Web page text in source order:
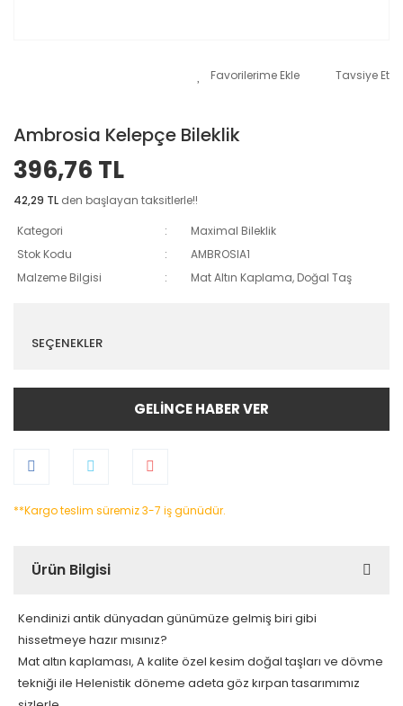
Tavsiye Et
Ambrosia Kelepçe Bileklik
396,76 TL
42,29 TL den başlayan taksitlerle!!
Kategori
Maximal Bileklik
Stok Kodu
AMBROSIA1
Malzeme Bilgisi
Mat Altın Kaplama, Doğal Taş
SEÇENEKLER
GELİNCE HABER VER
**Kargo teslim süremiz 3-7 iş günüdür.
Ürün Bilgisi
Kendinizi antik dünyadan günümüze gelmiş biri gibi
hissetmeye hazır mısınız?
Mat altın kaplaması, A kalite özel kesim doğal taşları ve dövme
tekniği ile Helenistik döneme adeta göz kırpan tasarımımız